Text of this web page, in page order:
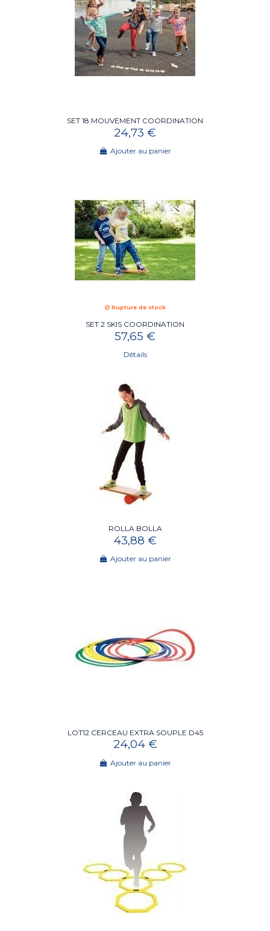
SET 18 MOUVEMENT COORDINATION
24,73 €
Ajouter au panier
Rupture de stock
SET 2 SKIS COORDINATION
57,65 €
Détails
ROLLA BOLLA
43,88 €
Ajouter au panier
LOT12 CERCEAU EXTRA SOUPLE D45
24,04 €
Ajouter au panier